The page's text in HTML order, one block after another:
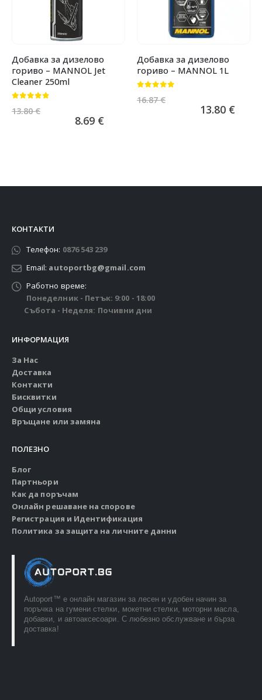
Добавка за дизелово
гориво – MANNOL Jet
Cleaner 250ml
13.80€
8.69 €
Добавка за дизелово
гориво – MANNOL 1L
16.87€
13.80 €
КОНТАКТИ
Телефон: 0876 543 239
Email: autoportbg@gmail.com
Работно време:
Понеделник - Петък: 9:00 - 18:00
Събота - Неделя: Почивни дни
ИНФОРМАЦИЯ
За Нас
Доставка
Контакти
Бисквитки
Общи условия
Връщане или замяна
ПОЛЕЗНО
Блог
Партньори
Как да поръчам
Онлайн решаване на спорове
Регистрация и Идентификация
Политика за защита на личните данни
Autoport™ e онлайн магазин за лесен и удобен начин за
поръчка на гумени стелки, мокетни стелки, моторни масла,
добавки, и автоаксесоари. С любезно обслужване и бърза
доставка!